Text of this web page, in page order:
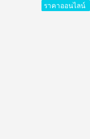
ราคาออนไลน์
ราคาออนไลน์
ราคาออนไลน์
ราคาออนไลน์
ราคาออนไลน์
ราคาออนไลน์